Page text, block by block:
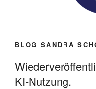
BLOG SANDRA
KI-Nutzung.